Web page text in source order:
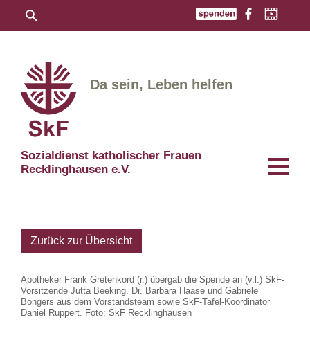
Sozialdienst katholischer Frauen
Recklinghausen e.V.
Da sein, Leben helfen
Zurück zur Übersicht
Apotheker Frank Gretenkord (r.) übergab die Spende an (v.l.) SkF-
Vorsitzende Jutta Beeking. Dr. Barbara Haase und Gabriele
Bongers aus dem Vorstandsteam sowie SkF-Tafel-Koordinator
Daniel Ruppert. Foto: SkF Recklinghausen